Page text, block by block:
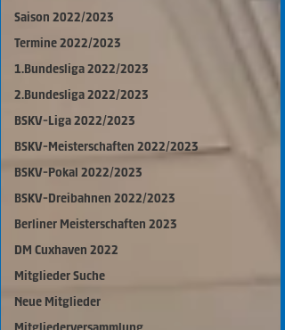
Saison 2022/2023
Termine 2022/2023
1.Bundesliga 2022/2023
2.Bundesliga 2022/2023
BSKV-Liga 2022/2023
BSKV-Meisterschaften 2022/2023
BSKV-Pokal 2022/2023
BSKV-Dreibahnen 2022/2023
Berliner Meisterschaften 2023
DM Cuxhaven 2022
Mitglieder Suche
Neue Mitglieder